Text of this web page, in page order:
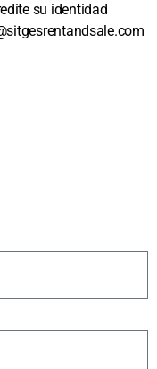
su identidad